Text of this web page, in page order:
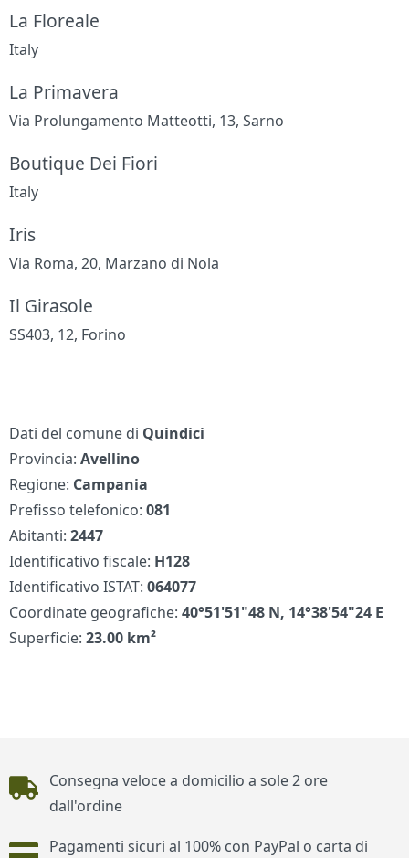
La Floreale
Italy
La Primavera
Via Prolungamento Matteotti, 13, Sarno
Boutique Dei Fiori
Italy
Iris
Via Roma, 20, Marzano di Nola
Il Girasole
SS403, 12, Forino
Dati del comune di Quindici
Provincia:Avellino
Regione: Campania
Prefisso telefonico:081
Abitanti:2447
Identificativo fiscale: H128
Identificativo ISTAT:064077
Coordinate geografiche:40°51'51"48 N, 14°38'54"24 E
Superficie:23.00 km²
Piè di pagina
Consegna veloce a domicilio a sole 2 ore
dall'ordine
Pagamenti sicuri al 100% con PayPal o carta di